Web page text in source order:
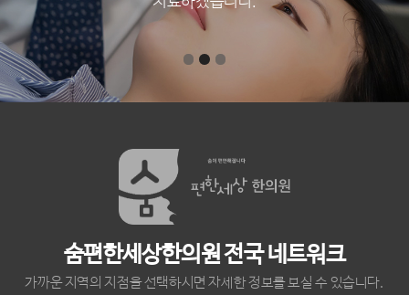
숨편한세상한의원 전국 네트워크
가까운 지역의 지점을 선택하시면 자세한 정보를 보실 수 있습니다.